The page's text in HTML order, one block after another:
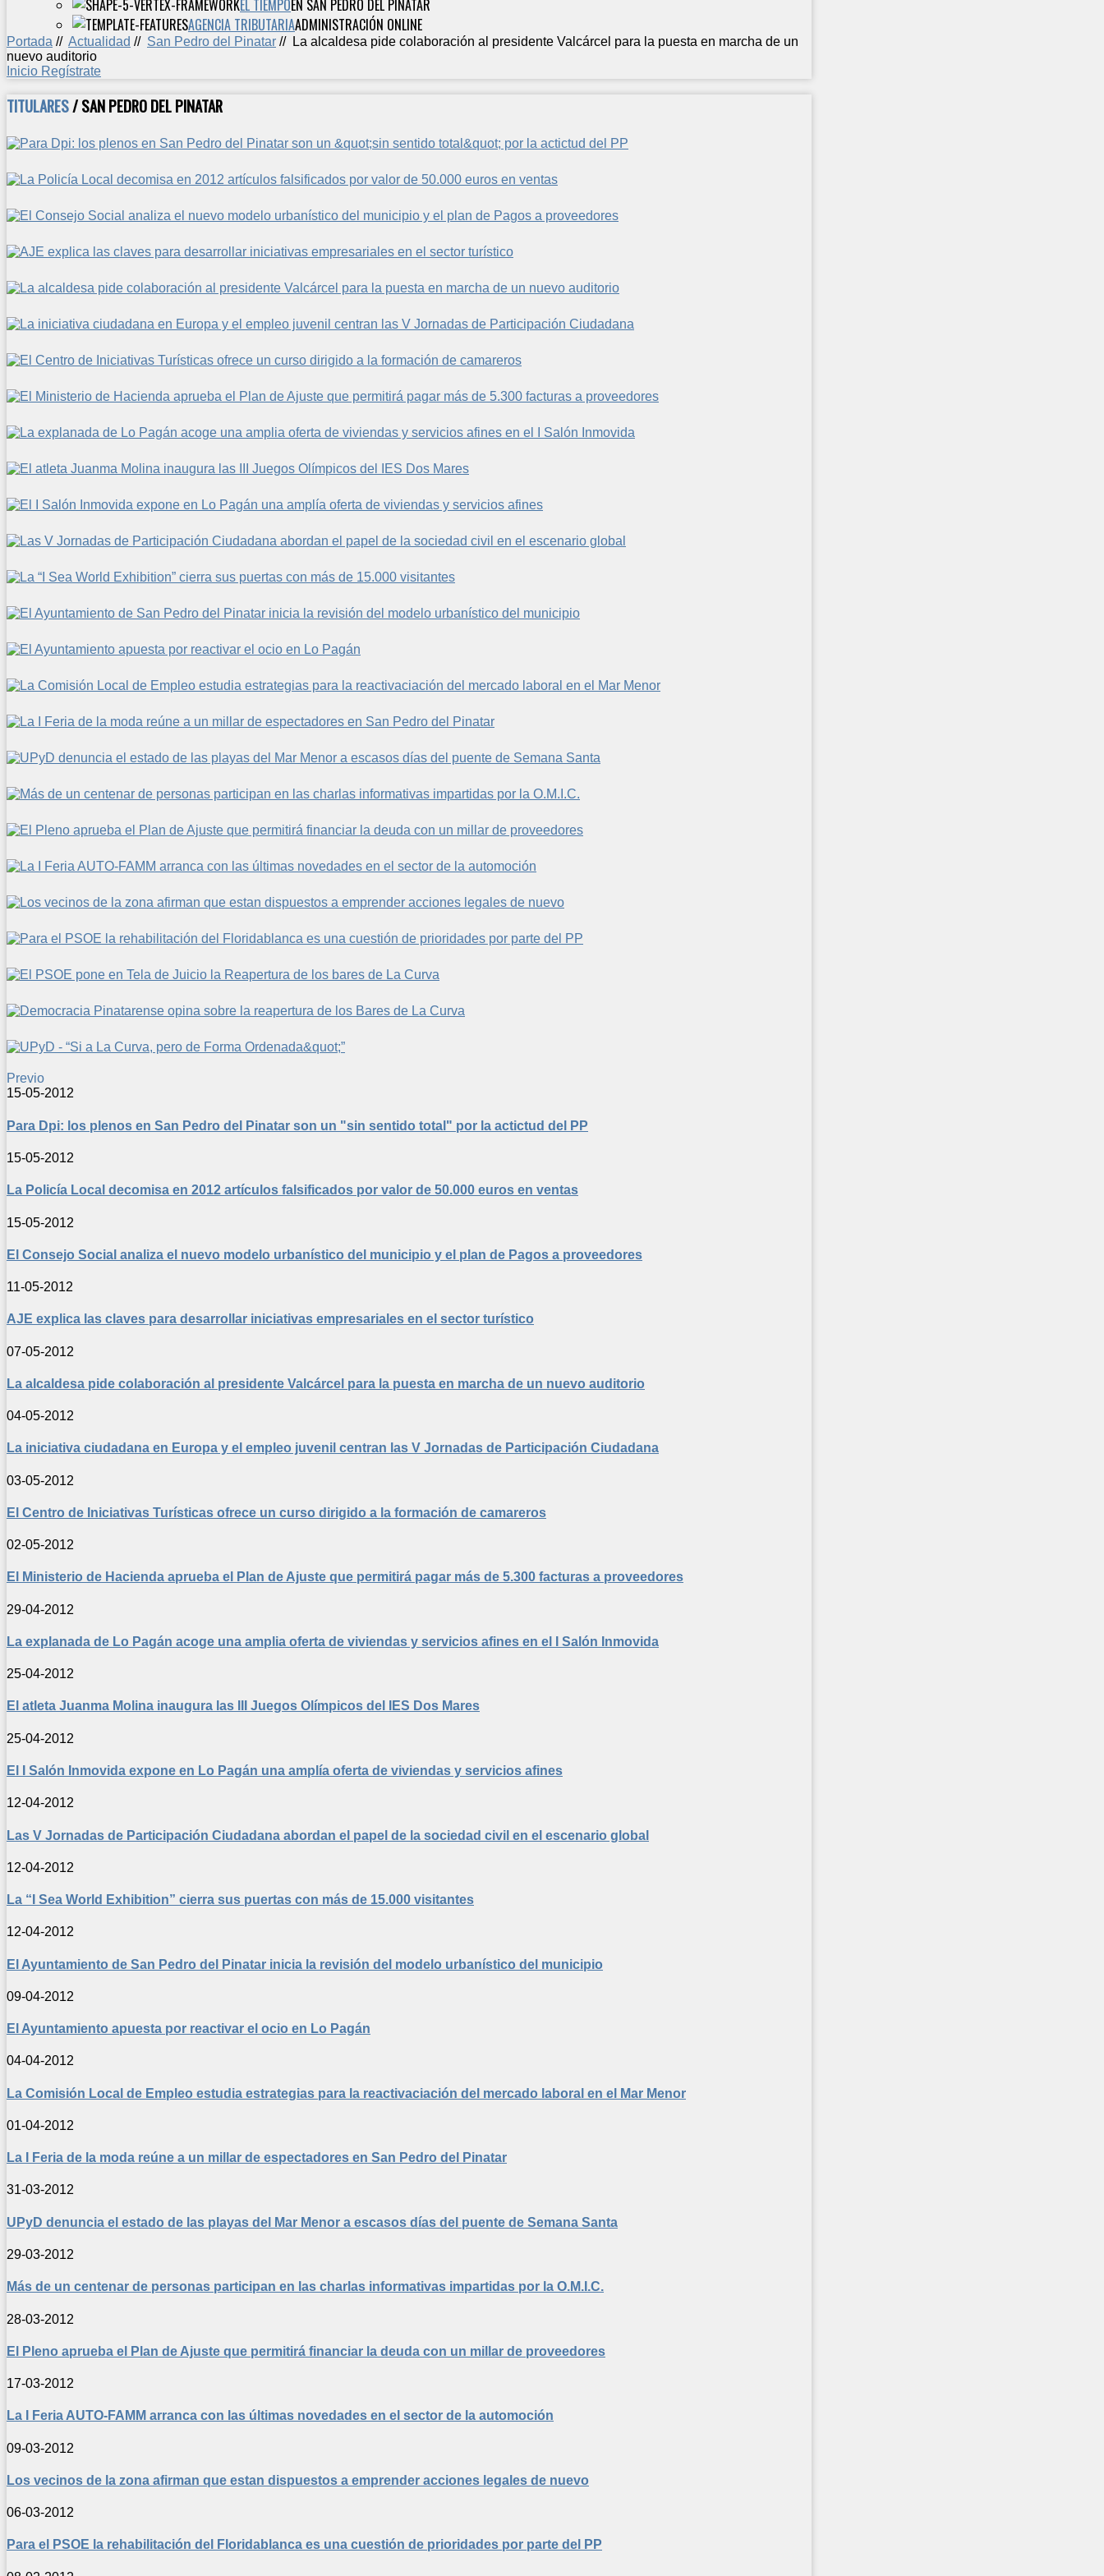
EL TIEMPOEN SAN PEDRO DEL PINATAR
AGENCIA TRIBUTARIAADMINISTRACIÓN ONLINE
Portada // Actualidad // San Pedro del Pinatar // La alcaldesa pide colaboración al presidente Valcárcel para la puesta en marcha de un
nuevo auditorio
Inicio Regístrate
TITULARES/ SAN PEDRO DEL PINATAR
Previo
15-05-2012
Para Dpi: los plenos en San Pedro del Pinatar son un "sin sentido total" por la actictud del PP
15-05-2012
La Policía Local decomisa en 2012 artículos falsificados por valor de 50.000 euros en ventas
15-05-2012
El Consejo Social analiza el nuevo modelo urbanístico del municipio y el plan de Pagos a proveedores
11-05-2012
AJE explica las claves para desarrollar iniciativas empresariales en el sector turístico
07-05-2012
La alcaldesa pide colaboración al presidente Valcárcel para la puesta en marcha de un nuevo auditorio
04-05-2012
La iniciativa ciudadana en Europa y el empleo juvenil centran las V Jornadas de Participación Ciudadana
03-05-2012
El Centro de Iniciativas Turísticas ofrece un curso dirigido a la formación de camareros
02-05-2012
El Ministerio de Hacienda aprueba el Plan de Ajuste que permitirá pagar más de 5.300 facturas a proveedores
29-04-2012
La explanada de Lo Pagán acoge una amplia oferta de viviendas y servicios afines en el I Salón Inmovida
25-04-2012
El atleta Juanma Molina inaugura las III Juegos Olímpicos del IES Dos Mares
25-04-2012
El I Salón Inmovida expone en Lo Pagán una amplía oferta de viviendas y servicios afines
12-04-2012
Las V Jornadas de Participación Ciudadana abordan el papel de la sociedad civil en el escenario global
12-04-2012
La “I Sea World Exhibition” cierra sus puertas con más de 15.000 visitantes
12-04-2012
El Ayuntamiento de San Pedro del Pinatar inicia la revisión del modelo urbanístico del municipio
09-04-2012
El Ayuntamiento apuesta por reactivar el ocio en Lo Pagán
04-04-2012
La Comisión Local de Empleo estudia estrategias para la reactivaciación del mercado laboral en el Mar Menor
01-04-2012
La I Feria de la moda reúne a un millar de espectadores en San Pedro del Pinatar
31-03-2012
UPyD denuncia el estado de las playas del Mar Menor a escasos días del puente de Semana Santa
29-03-2012
Más de un centenar de personas participan en las charlas informativas impartidas por la O.M.I.C.
28-03-2012
El Pleno aprueba el Plan de Ajuste que permitirá financiar la deuda con un millar de proveedores
17-03-2012
La I Feria AUTO-FAMM arranca con las últimas novedades en el sector de la automoción
09-03-2012
Los vecinos de la zona afirman que estan dispuestos a emprender acciones legales de nuevo
06-03-2012
Para el PSOE la rehabilitación del Floridablanca es una cuestión de prioridades por parte del PP